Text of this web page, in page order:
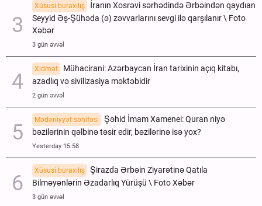
Xüsusi buraxılış
İranın Xosrəvi sərhədində Ərbəindən qaydıan
Seyyid Əş-Şühəda (ə) zəvvarlarını sevgi ilə qarşılanır \ Foto
Xəbər
3 gün əvvəl
Xidmət
Mühacirani: Azərbaycan İran tarixinin açıq kitabı,
azadlıq və sivilizasiya məktəbidir
2 gün əvvəl
Mədəniyyət səhifəsi
Şəhid İmam Xamenei: Quran niyə
bəzilərinin qəlbinə təsir edir, bəzilərinə isə yox?
Yesterday 15:58
Xüsusi buraxılış
Şirazda Ərbəin Ziyarətinə Qatıla
Bilməyənlərin Əzadarlıq Yürüşü \ Foto Xəbər
3 gün əvvəl